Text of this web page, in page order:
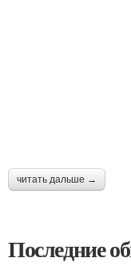
читать дальше →
Последние